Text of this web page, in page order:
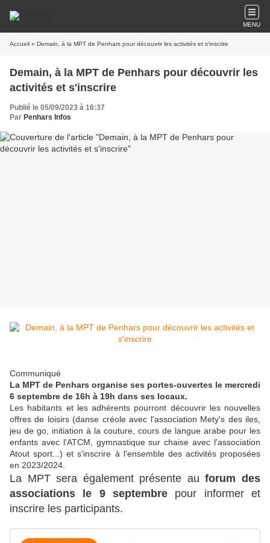
MENU
Accueil » Demain, à la MPT de Penhars pour découvrir les activités et s'inscrire
Demain, à la MPT de Penhars pour découvrir les
activités et s'inscrire
Publié le 05/09/2023 à 16:37
Par Penhars Infos
Communiqué
La MPT de Penhars organise ses portes-ouvertes le mercredi
6 septembre de 16h à 19h dans ses locaux.
Les habitants et les adhérents pourront découvrir les nouvelles
offres de loisirs (danse créole avec l'association Mety's des iles,
jeu de go, initiation à la couture, cours de langue arabe pour les
enfants avec l'ATCM, gymnastique sur chaise avec l'association
Atout sport...) et s'inscrire à l'ensemble des activités proposées
en 2023/2024.
La MPT sera également présente auforum des
associations le 9 septembre pour informer et
inscrire les participants.